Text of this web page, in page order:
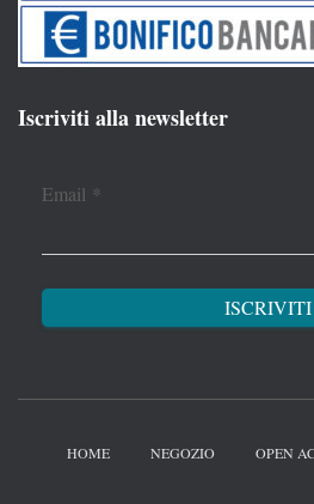
Iscriviti alla newsletter
Email *
HOME NEGOZIO OPEN